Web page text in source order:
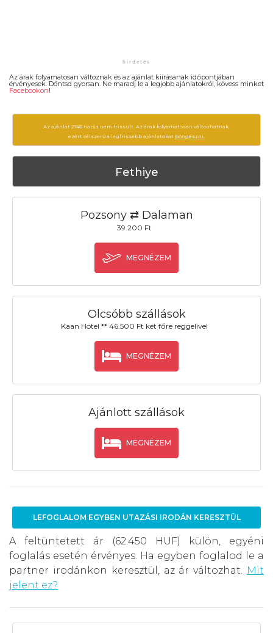
Az árak folyamatosan változnak és az ajánlat kiírásanak időpontjában
érvényesek. Döntsd gyorsan. Ne maradj le a legjobb ajánlatokról, kövess minket
Facebookon!
Az ajánlat 2746 napja nem frissült. Az árak folyamatosan változhatnak,
ezért célszerű a legfrissebb ajánlatokat böngészni.
Fethiye
Pozsony ⇄ Dalaman
39.200 Ft
MEGNÉZEM
Olcsóbb szállások
Kaan Hotel ** 46.500 Ft két főre reggelivel
MEGNÉZEM
Ajánlott szállások
MEGNÉZEM
LEFOGLALOM EGYBEN UTAZÁSI IRODÁN KERESZTÜL
A feltüntetett ár (62.450 HUF) külön, egyéni
foglalás esetén érvényes. Ha egyben foglalod le a
partner irodánkon keresztül, az ár változhat. Mit
jelent ez?